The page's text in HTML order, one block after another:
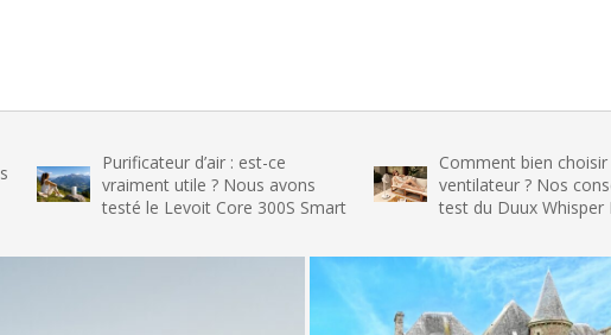
Purificateur d’air : est-ce
vraiment utile ? Nous avons
testé le Levoit Core 300S Smart
Comment bien choisir son
ventilateur ? Nos conseils et le
test du Duux Whisper Flex 2